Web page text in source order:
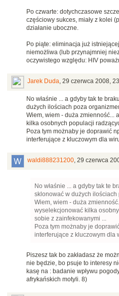
Po czwarte: dotychczasowe
częściowy sukces, miały z kolei
działanie uboczne.
Po piąte: eliminacja już
niemożliwa (lub przynajmniej
oczywistego względu: HIV
Jarek Duda, 29 czerwca 2008,
No właśnie ... a gdyby tak te
dużych ilościach poza
Wiem, wiem - duża zmienność...
kilka osobnych populacji
Poza tym możnaby je doprawić
interferujące z kluczowym dla
waldi888231200, 29 czerwca
No właśnie ... a gdyby tak te
sklonować w dużych ilościach
Wiem, wiem - duża
wyselekcjonować kilka
sobie z zainfekowanymi ...
Poza tym możnaby je
interferujące z kluczowym dla
Piszesz tak bo zakładasz że
nie będzie, bo psuje to interesy
kasę na : badanie wpływu
afrykańskich motyli. 8)